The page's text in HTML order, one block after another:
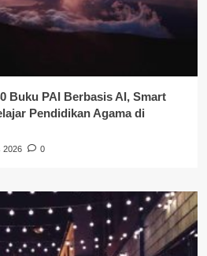
Buku PAI Berbasis AI, Smart
Pendidikan Agama di
2026 0